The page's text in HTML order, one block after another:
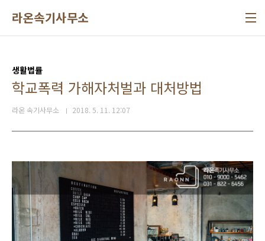
라온속기사무소
생활법률
학교폭력 가해자처벌과 대처방법
라온 속기사무소 2018. 5. 11. 12:07